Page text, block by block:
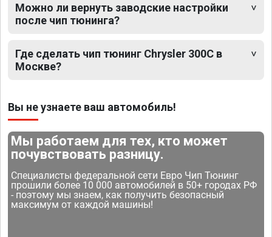
Можно ли вернуть заводские настройки
после чип тюнинга?
Где сделать чип тюнинг Chrysler 300C в
Москве?
Вы не узнаете ваш автомобиль!
Мы работаем для тех, кто может
почувствовать разницу.
Специалисты федеральной сети Евро Чип Тюнинг
прошили более 10 000 автомобилей в 50+ городах РФ
- поэтому мы знаем, как получить безопасный
максимум от каждой машины!